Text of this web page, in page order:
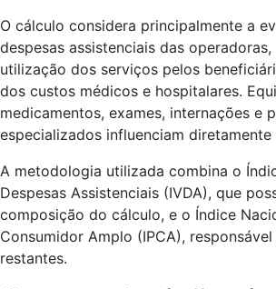
O cálculo considera principalmente a
despesas assistenciais das
utilização dos serviços pelos
dos custos médicos e hospitalares.
medicamentos, exames, internações e
especializados influenciam
A metodologia utilizada combina o
Despesas Assistenciais (IVDA), que
composição do cálculo, e o Índice
Consumidor Amplo (IPCA),
restantes.